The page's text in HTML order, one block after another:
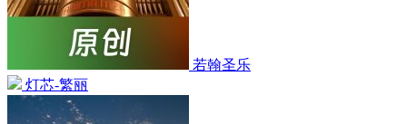
若翰圣乐
灯芯-繁丽